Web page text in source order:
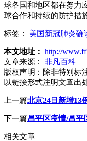
球各国和地区都在努力
球合作和持续的防护措施
标签： 美国新冠肺炎确
本文地址： http://
文章来源：
非凡百科
版权声明： 除非特别标
以链接形式注明文章出
上一篇北京24日新增13
下一篇昌平区疫情/昌平
相关文章